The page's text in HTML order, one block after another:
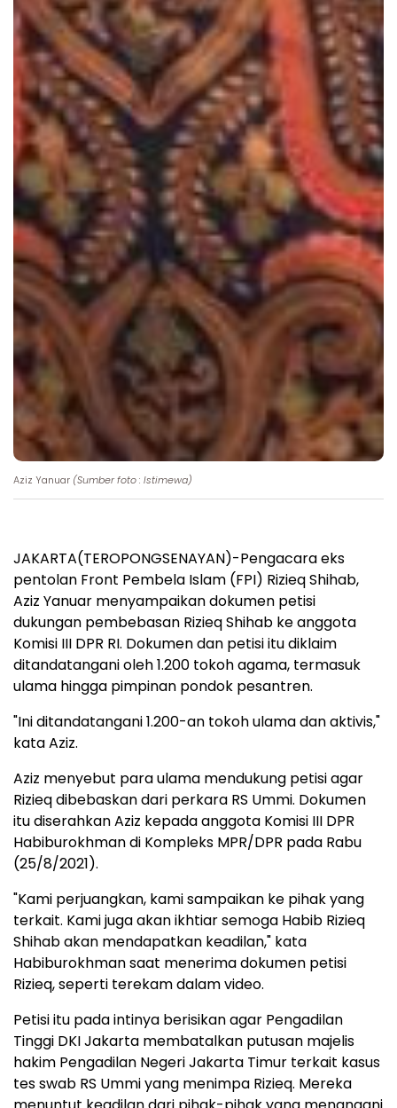
Aziz Yanuar (Sumber foto : Istimewa)
JAKARTA(TEROPONGSENAYAN)-Pengacara eks
pentolan Front Pembela Islam (FPI) Rizieq Shihab,
Aziz Yanuar menyampaikan dokumen petisi
dukungan pembebasan Rizieq Shihab ke anggota
Komisi III DPR RI. Dokumen dan petisi itu diklaim
ditandatangani oleh 1.200 tokoh agama, termasuk
ulama hingga pimpinan pondok pesantren.
"Ini ditandatangani 1.200-an tokoh ulama dan aktivis,"
kata Aziz.
Aziz menyebut para ulama mendukung petisi agar
Rizieq dibebaskan dari perkara RS Ummi. Dokumen
itu diserahkan Aziz kepada anggota Komisi III DPR
Habiburokhman di Kompleks MPR/DPR pada Rabu
(25/8/2021).
"Kami perjuangkan, kami sampaikan ke pihak yang
terkait. Kami juga akan ikhtiar semoga Habib Rizieq
Shihab akan mendapatkan keadilan," kata
Habiburokhman saat menerima dokumen petisi
Rizieq, seperti terekam dalam video.
Petisi itu pada intinya berisikan agar Pengadilan
Tinggi DKI Jakarta membatalkan putusan majelis
hakim Pengadilan Negeri Jakarta Timur terkait kasus
tes swab RS Ummi yang menimpa Rizieq. Mereka